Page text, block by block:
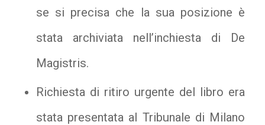
se si precisa che la sua posizione è
stata archiviata nell’inchiesta di De
Magistris.
Richiesta di ritiro urgente del libro era
stata presentata al Tribunale di Milano